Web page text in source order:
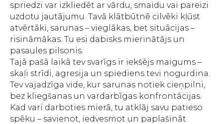
spriedzi var izkliedēt ar vārdu, smaidu vai pareizi
uzdotu jautājumu. Tavā klātbūtnē cilvēki kļūst
atvērtāki, sarunas – vieglākas, bet situācijas –
risināmākas. Tu esi dabisks mierinātājs un
pasaules pilsonis.
Tajā pašā laikā tev svarīgs ir iekšējs maigums –
skaļi strīdi, agresija un spiediens tevi nogurdina.
Tev vajadzīga vide, kur sarunas notiek cieņpilni,
bez kliegšanas un vardarbīgas konfrontācijas.
Kad vari darboties mierā, tu atklāj savu patieso
spēku – savienot, iedvesmot un paplašināt